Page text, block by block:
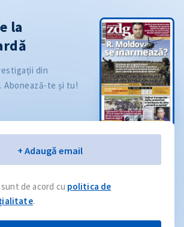
la
din
Abonează-te și tu!
+ Adaugă email
de acord cu politica de
.